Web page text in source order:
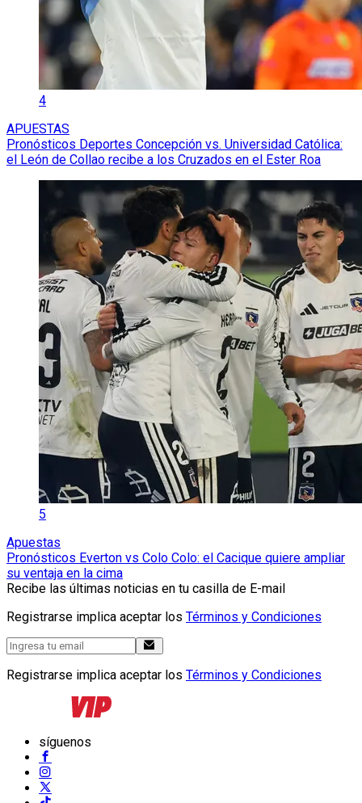
4
APUESTAS
Pronósticos Deportes Concepción vs. Universidad Católica:
el León de Collao recibe a los Cruzados en el Ester Roa
5
Apuestas
Pronósticos Everton vs Colo Colo: el Cacique quiere ampliar
su ventaja en la cima
Recibe las últimas noticias en tu casilla de E-mail
Registrarse implica aceptar los Términos y Condiciones
Registrarse implica aceptar los Términos y Condiciones
síguenos